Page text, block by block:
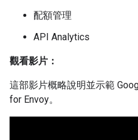
配額管理
API Analytics
觀看影片：
這部影片概略說明並示範
for Envoy。